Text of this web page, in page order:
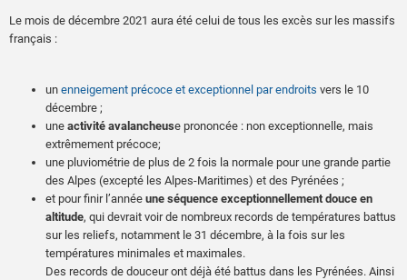
Le mois de décembre 2021 aura été celui de tous les excès sur les massifs
français :
un enneigement précoce et exceptionnel par endroits vers le 10
décembre ;
une activité avalancheuse prononcée : non exceptionnelle, mais
extrêmement précoce;
une pluviométrie de plus de 2 fois la normale pour une grande partie
des Alpes (excepté les Alpes-Maritimes) et des Pyrénées ;
et pour finir l’année une séquence exceptionnellement douce en
altitude, qui devrait voir de nombreux records de températures battus
sur les reliefs, notamment le 31 décembre, à la fois sur les
températures minimales et maximales.
Des records de douceur ont déjà été battus dans les Pyrénées. Ainsi